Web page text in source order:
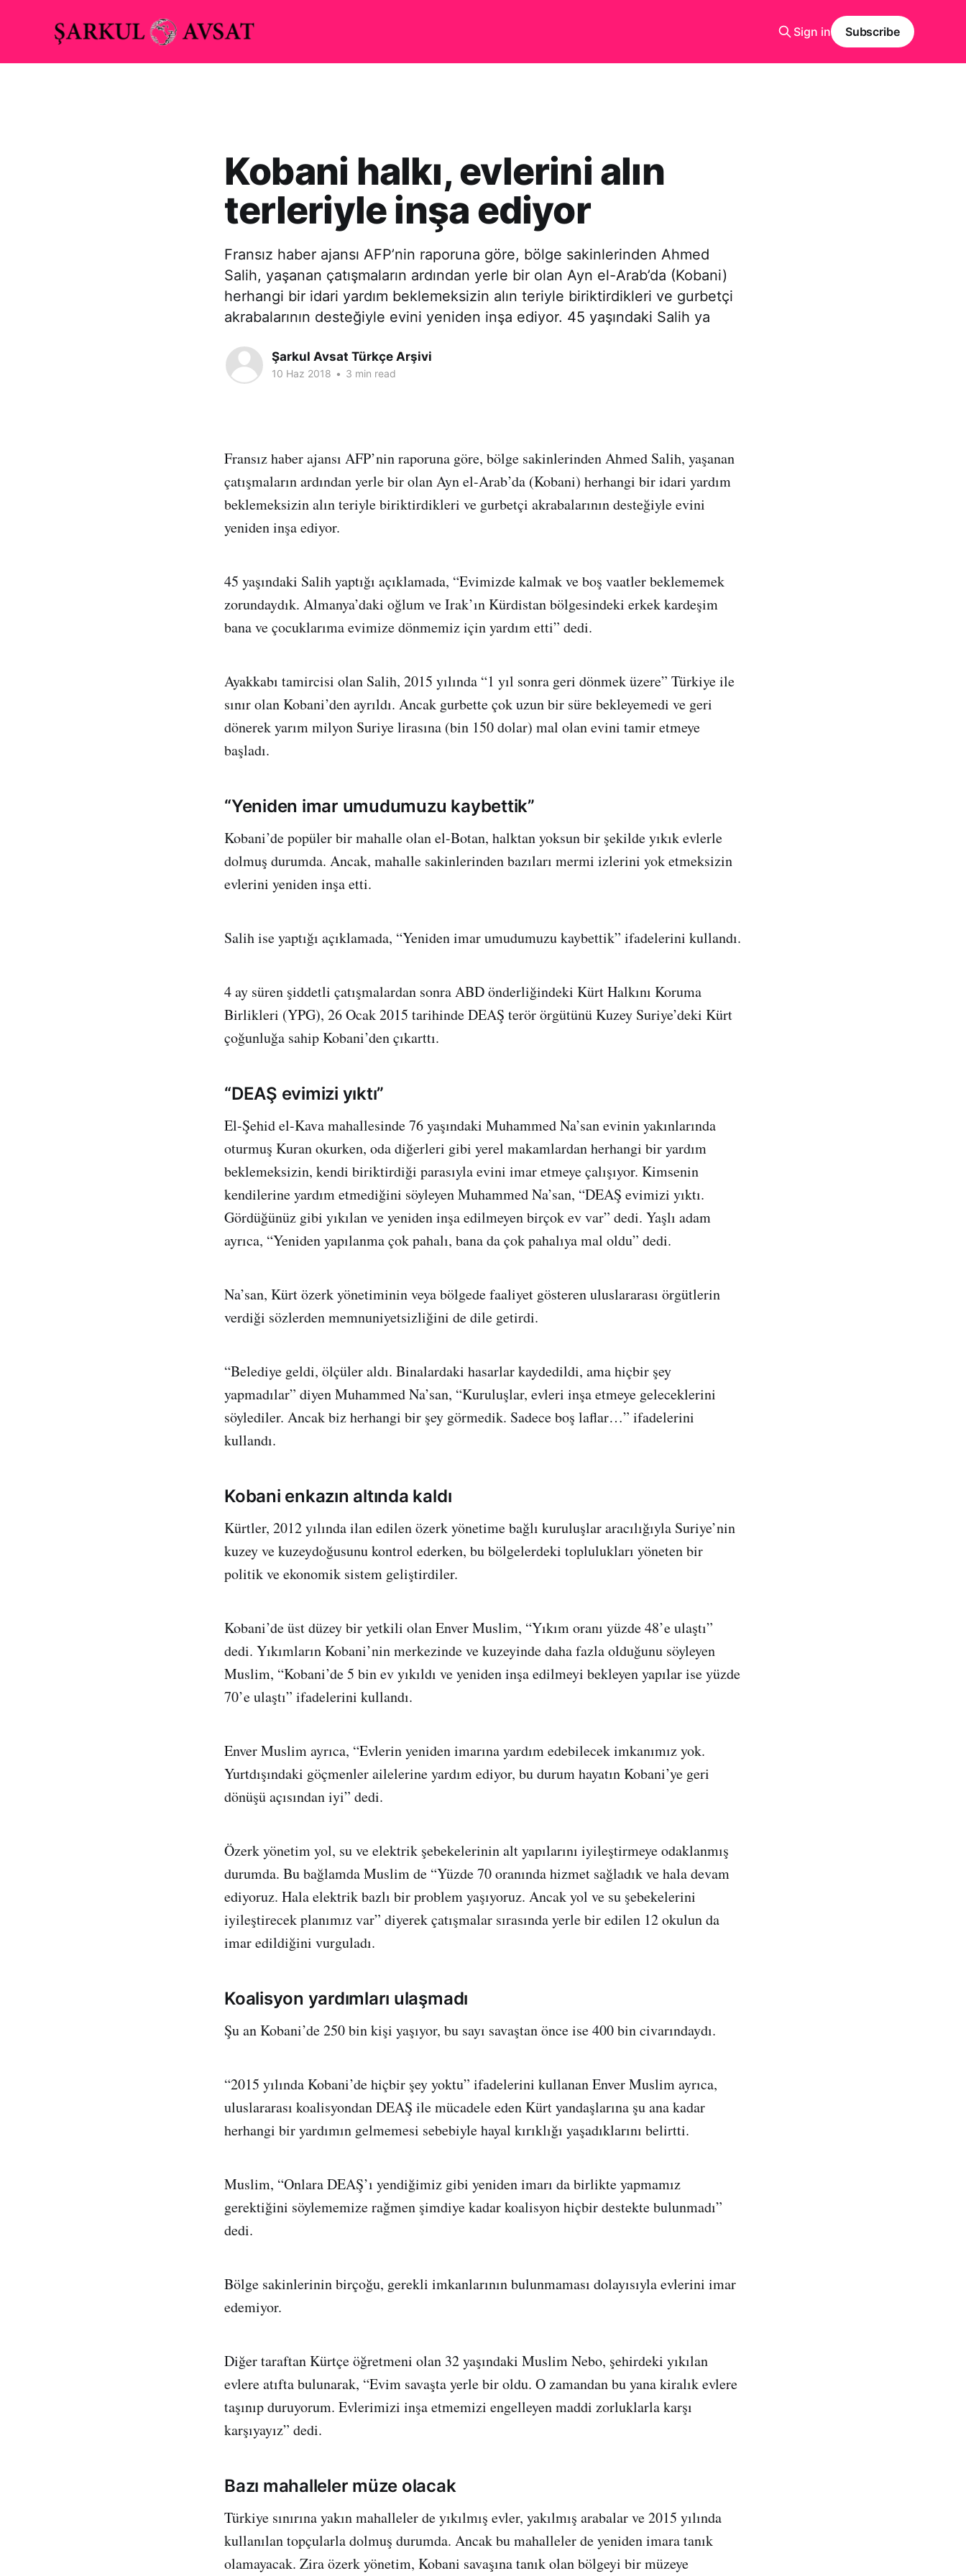
Sign in Subscribe
Kobani halkı, evlerini alın
terleriyle inşa ediyor
Fransız haber ajansı AFP’nin raporuna göre, bölge sakinlerinden Ahmed
Salih, yaşanan çatışmaların ardından yerle bir olan Ayn el-Arab’da (Kobani)
herhangi bir idari yardım beklemeksizin alın teriyle biriktirdikleri ve gurbetçi
akrabalarının desteğiyle evini yeniden inşa ediyor. 45 yaşındaki Salih ya
Şarkul Avsat Türkçe Arşivi
10 Haz 2018 • 3 min read
Fransız haber ajansı AFP’nin raporuna göre, bölge sakinlerinden Ahmed Salih, yaşanan
çatışmaların ardından yerle bir olan Ayn el-Arab’da (Kobani) herhangi bir idari yardım
beklemeksizin alın teriyle biriktirdikleri ve gurbetçi akrabalarının desteğiyle evini
yeniden inşa ediyor.
45 yaşındaki Salih yaptığı açıklamada, “Evimizde kalmak ve boş vaatler beklememek
zorundaydık. Almanya’daki oğlum ve Irak’ın Kürdistan bölgesindeki erkek kardeşim
bana ve çocuklarıma evimize dönmemiz için yardım etti” dedi.
Ayakkabı tamircisi olan Salih, 2015 yılında “1 yıl sonra geri dönmek üzere” Türkiye ile
sınır olan Kobani’den ayrıldı. Ancak gurbette çok uzun bir süre bekleyemedi ve geri
dönerek yarım milyon Suriye lirasına (bin 150 dolar) mal olan evini tamir etmeye
başladı.
“Yeniden imar umudumuzu kaybettik”
Kobani’de popüler bir mahalle olan el-Botan, halktan yoksun bir şekilde yıkık evlerle
dolmuş durumda. Ancak, mahalle sakinlerinden bazıları mermi izlerini yok etmeksizin
evlerini yeniden inşa etti.
Salih ise yaptığı açıklamada, “Yeniden imar umudumuzu kaybettik” ifadelerini kullandı.
4 ay süren şiddetli çatışmalardan sonra ABD önderliğindeki Kürt Halkını Koruma
Birlikleri (YPG), 26 Ocak 2015 tarihinde DEAŞ terör örgütünü Kuzey Suriye’deki Kürt
çoğunluğa sahip Kobani’den çıkarttı.
“DEAŞ evimizi yıktı”
El-Şehid el-Kava mahallesinde 76 yaşındaki Muhammed Na’san evinin yakınlarında
oturmuş Kuran okurken, oda diğerleri gibi yerel makamlardan herhangi bir yardım
beklemeksizin, kendi biriktirdiği parasıyla evini imar etmeye çalışıyor. Kimsenin
kendilerine yardım etmediğini söyleyen Muhammed Na’san, “DEAŞ evimizi yıktı.
Gördüğünüz gibi yıkılan ve yeniden inşa edilmeyen birçok ev var” dedi. Yaşlı adam
ayrıca, “Yeniden yapılanma çok pahalı, bana da çok pahalıya mal oldu” dedi.
Na’san, Kürt özerk yönetiminin veya bölgede faaliyet gösteren uluslararası örgütlerin
verdiği sözlerden memnuniyetsizliğini de dile getirdi.
“Belediye geldi, ölçüler aldı. Binalardaki hasarlar kaydedildi, ama hiçbir şey
yapmadılar” diyen Muhammed Na’san, “Kuruluşlar, evleri inşa etmeye geleceklerini
söylediler. Ancak biz herhangi bir şey görmedik. Sadece boş laflar…” ifadelerini
kullandı.
Kobani enkazın altında kaldı
Kürtler, 2012 yılında ilan edilen özerk yönetime bağlı kuruluşlar aracılığıyla Suriye’nin
kuzey ve kuzeydoğusunu kontrol ederken, bu bölgelerdeki toplulukları yöneten bir
politik ve ekonomik sistem geliştirdiler.
Kobani’de üst düzey bir yetkili olan Enver Muslim, “Yıkım oranı yüzde 48’e ulaştı”
dedi. Yıkımların Kobani’nin merkezinde ve kuzeyinde daha fazla olduğunu söyleyen
Muslim, “Kobani’de 5 bin ev yıkıldı ve yeniden inşa edilmeyi bekleyen yapılar ise yüzde
70’e ulaştı” ifadelerini kullandı.
Enver Muslim ayrıca, “Evlerin yeniden imarına yardım edebilecek imkanımız yok.
Yurtdışındaki göçmenler ailelerine yardım ediyor, bu durum hayatın Kobani’ye geri
dönüşü açısından iyi” dedi.
Özerk yönetim yol, su ve elektrik şebekelerinin alt yapılarını iyileştirmeye odaklanmış
durumda. Bu bağlamda Muslim de “Yüzde 70 oranında hizmet sağladık ve hala devam
ediyoruz. Hala elektrik bazlı bir problem yaşıyoruz. Ancak yol ve su şebekelerini
iyileştirecek planımız var” diyerek çatışmalar sırasında yerle bir edilen 12 okulun da
imar edildiğini vurguladı.
Koalisyon yardımları ulaşmadı
Şu an Kobani’de 250 bin kişi yaşıyor, bu sayı savaştan önce ise 400 bin civarındaydı.
“2015 yılında Kobani’de hiçbir şey yoktu” ifadelerini kullanan Enver Muslim ayrıca,
uluslararası koalisyondan DEAŞ ile mücadele eden Kürt yandaşlarına şu ana kadar
herhangi bir yardımın gelmemesi sebebiyle hayal kırıklığı yaşadıklarını belirtti.
Muslim, “Onlara DEAŞ’ı yendiğimiz gibi yeniden imarı da birlikte yapmamız
gerektiğini söylememize rağmen şimdiye kadar koalisyon hiçbir destekte bulunmadı”
dedi.
Bölge sakinlerinin birçoğu, gerekli imkanlarının bulunmaması dolayısıyla evlerini imar
edemiyor.
Diğer taraftan Kürtçe öğretmeni olan 32 yaşındaki Muslim Nebo, şehirdeki yıkılan
evlere atıfta bulunarak, “Evim savaşta yerle bir oldu. O zamandan bu yana kiralık evlere
taşınıp duruyorum. Evlerimizi inşa etmemizi engelleyen maddi zorluklarla karşı
karşıyayız” dedi.
Bazı mahalleler müze olacak
Türkiye sınırına yakın mahalleler de yıkılmış evler, yakılmış arabalar ve 2015 yılında
kullanılan topçularla dolmuş durumda. Ancak bu mahalleler de yeniden imara tanık
olamayacak. Zira özerk yönetim, Kobani savaşına tanık olan bölgeyi bir müzeye